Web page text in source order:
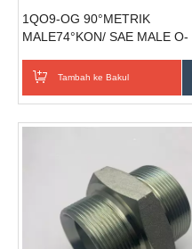
1QO9-OG 90°METRIK
MALE74°KON/ SAE MALE O-
Penyesuai Hidraulik
Tambah ke Bakul